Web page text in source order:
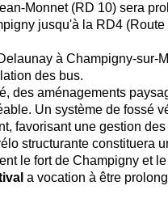
Monnet (RD 10) sera
jusqu'à la RD4
à Champigny-sur-
des bus.
des aménagements
Un système de fossé
favorisant une gestion
structurante constituera
le fort de Champigny et
a vocation à être